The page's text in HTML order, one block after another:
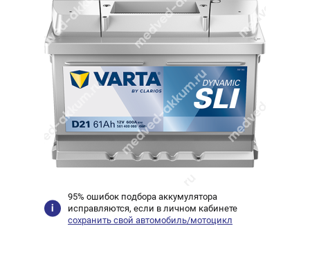
95% ошибок подбора аккумулятора
исправляются, если в личном кабинете
сохранить свой автомобиль/мотоцикл